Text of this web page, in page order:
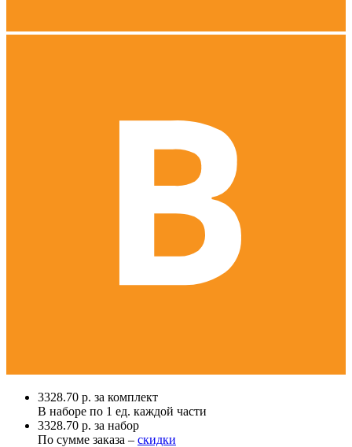
3328.70 р. за комплект
В наборе по 1 ед. каждой части
3328.70 р. за набор
По сумме заказа – скидки